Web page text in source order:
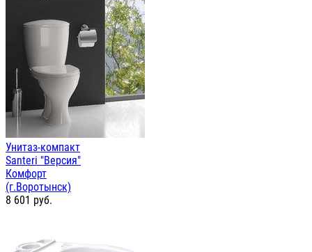
Унитаз-компакт
Santeri "Версия"
Комфорт
(г.Воротынск)
8 601 руб.